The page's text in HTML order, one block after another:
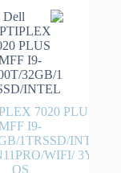
7020 PLUS
I9-
1TRSSD/INTE
WIFI/ 3Y-
OS